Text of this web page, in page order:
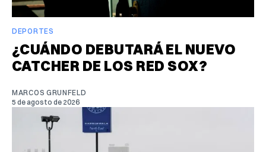
DEPORTES
¿CUÁNDO DEBUTARÁ EL NUEVO
CATCHER DE LOS RED SOX?
MARCOS GRUNFELD
5 de agosto de 2026